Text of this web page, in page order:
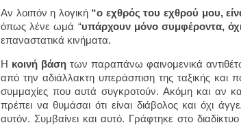
Αν λοιπόν η λογική “ο εχθρός του εχθρού μου,
όπως λένε ωμά “υπάρχουν μόνο συμφέροντα, όχι
επαναστατικά κινήματα.
Η κοινή βάση των παραπάνω φαινομενικά
από την αδιάλλακτη υπεράσπιση της ταξικής και
συμμαχίες που αυτά συγκροτούν. Ακόμη και αν
πρέπει να θυμάσαι ότι είναι διάβολος και όχι
αυτόν. Συμβαίνει και αυτό. Γράφτηκε στο